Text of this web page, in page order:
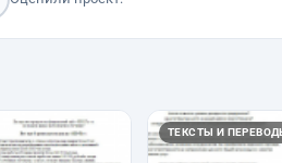
ТЕКСТЫ И